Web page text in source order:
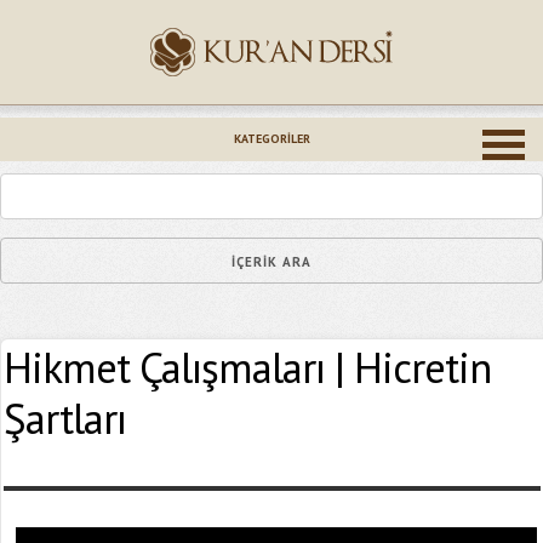
KATEGORILER
Hikmet Çalışmaları | Hicretin
Şartları
Epostanız (*)
Yaşadığınız Hatanın Ayrıntıları